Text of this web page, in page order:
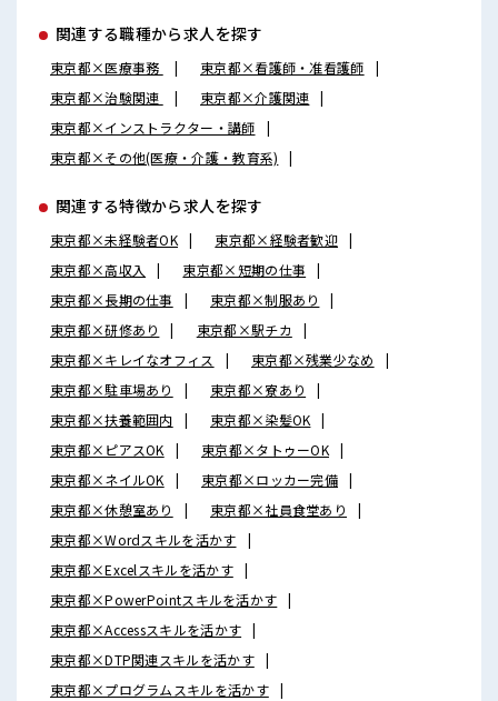
関連する職種から求人を探す
東京都×医療事務
東京都×看護師・准看護師
東京都×治験関連
東京都×介護関連
東京都×インストラクター・講師
東京都×その他(医療・介護・教育系)
関連する特徴から求人を探す
東京都×未経験者OK
東京都×経験者歓迎
東京都×高収入
東京都×短期の仕事
東京都×長期の仕事
東京都×制服あり
東京都×研修あり
東京都×駅チカ
東京都×キレイなオフィス
東京都×残業少なめ
東京都×駐車場あり
東京都×寮あり
東京都×扶養範囲内
東京都×染髪OK
東京都×ピアスOK
東京都×タトゥーOK
東京都×ネイルOK
東京都×ロッカー完備
東京都×休憩室あり
東京都×社員食堂あり
東京都×Wordスキルを活かす
東京都×Excelスキルを活かす
東京都×PowerPointスキルを活かす
東京都×Accessスキルを活かす
東京都×DTP関連スキルを活かす
東京都×プログラムスキルを活かす